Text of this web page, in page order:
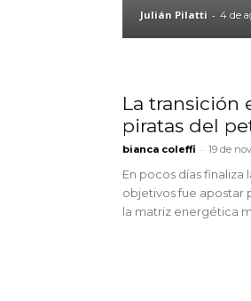
Julián Pilatti - 4 de
La transición
piratas del
bianca coleffi - 19 de
En pocos días finaliza
objetivos fue apostar
la matriz energética